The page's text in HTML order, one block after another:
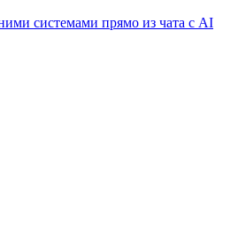
системами прямо из чата с AI